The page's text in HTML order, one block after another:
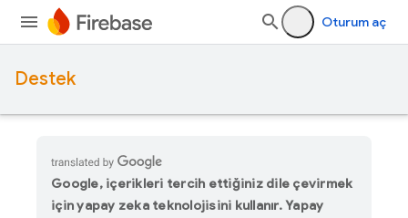
Oturum aç
Destek
Google, içerikleri tercih ettiğiniz dile çevirmek
için yapay zeka teknolojisini kullanır. Yapay